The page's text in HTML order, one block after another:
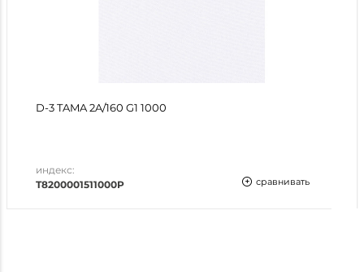
D-3 TAMA 2A/160 G1 1000
индекс:
T8200001511000P
сравнивать